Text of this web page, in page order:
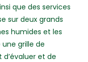
que des services
sur deux grands
humides et les
grille de
et de